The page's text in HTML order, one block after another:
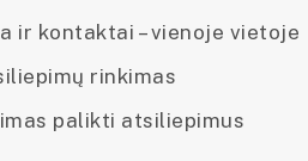
ir kontaktai – vienoje vietoje
rinkimas
palikti atsiliepimus